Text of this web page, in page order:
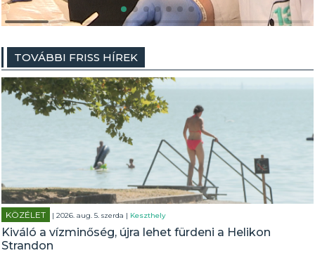
TOVÁBBI FRISS HÍREK
KÖZÉLET | 2026. aug. 5. szerda | Keszthely
Kiváló a vízminőség, újra lehet fürdeni a Helikon
Strandon